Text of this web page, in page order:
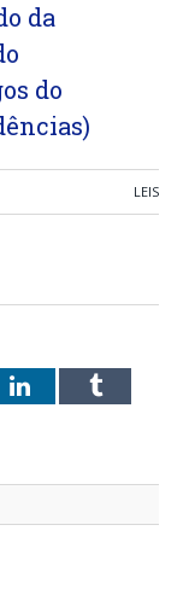
da
do
LEIS
LinkedInTumblr